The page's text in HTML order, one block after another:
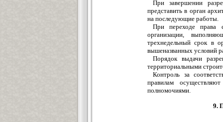
При завершении
представить в орган
на последующие работы.
При переходе права
организации,
трехнедельный срок в
вышеназванных условий
Порядок выдачи
территориальными
Контроль за
правилам
полномочиями.
9.